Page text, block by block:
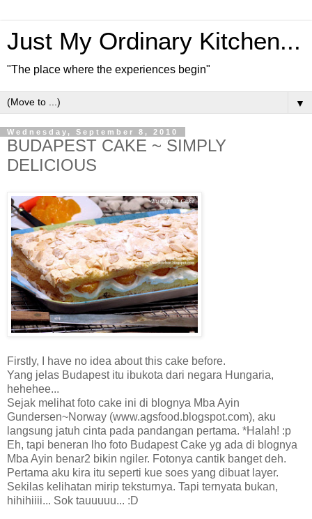
Just My Ordinary Kitchen...
"The place where the experiences begin"
▼
Wednesday, September 8, 2010
BUDAPEST CAKE ~ SIMPLY
DELICIOUS
Firstly, I have no idea about this cake before.
Yang jelas Budapest itu ibukota dari negara Hungaria,
hehehee...
Sejak melihat foto cake ini di blognya Mba Ayin
Gundersen~Norway (www.agsfood.blogspot.com), aku
langsung jatuh cinta pada pandangan pertama. *Halah! :p
Eh, tapi beneran lho foto Budapest Cake yg ada di blognya
Mba Ayin benar2 bikin ngiler. Fotonya cantik banget deh.
Pertama aku kira itu seperti kue soes yang dibuat layer.
Sekilas kelihatan mirip teksturnya. Tapi ternyata bukan,
hihihiiii... Sok tauuuuu... :D